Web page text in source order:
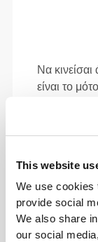
This website
We use cookies
provide social
We also share
our social
Να
είναι το